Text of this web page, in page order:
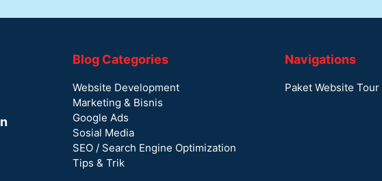
Blog Categories
Website Development
Marketing & Bisnis
Google Ads
Sosial Media
SEO / Search Engine Optimization
Tips & Trik
Navigations
Paket Website